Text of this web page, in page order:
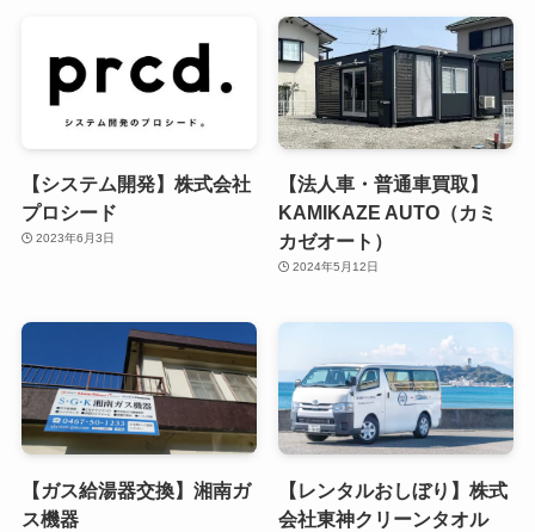
【システム開発】株式会社
プロシード
2023年6月3日
【法人車・普通車買取】
KAMIKAZE AUTO（カミ
カゼオート）
2024年5月12日
【ガス給湯器交換】湘南ガ
ス機器
【レンタルおしぼり】株式
会社東神クリーンタオル